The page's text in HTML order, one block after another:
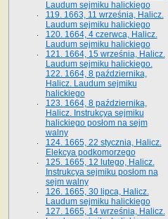
Laudum sejmiku halickiego
119. 1663, 11 września, Halicz.
Laudum sejmiku halickiego
120. 1664, 4 czerwca, Halicz.
Laudum sejmiku halickiego
121. 1664, 15 września, Halicz.
Laudum sejmiku halickiego.
122. 1664, 8 października,
Halicz. Laudum sejmiku
halickiego
123. 1664, 8 października,
Halicz. Instrukcya sejmiku
halickiego posłom na sejm
walny
124. 1665, 22 stycznia, Halicz.
Elekcya podkomorzego
125. 1665, 12 lutego, Halicz.
Instrukcya sejmiku posłom na
sejm walny
126. 1665, 30 lipca, Halicz.
Laudum sejmiku halickiego
127. 1665, 14 września, Halicz.